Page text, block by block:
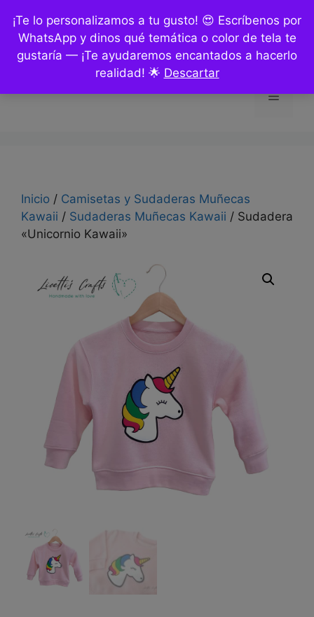
¡Te lo personalizamos a tu gusto! 😍 Escríbenos por
WhatsApp y dinos qué temática o color de tela te
gustaría — ¡Te ayudaremos encantados a hacerlo
realidad! 🌟 Descartar
contenido
Menú
Inicio / Camisetas y Sudaderas Muñecas
Kawaii / Sudaderas Muñecas Kawaii / Sudadera
«Unicornio Kawaii»